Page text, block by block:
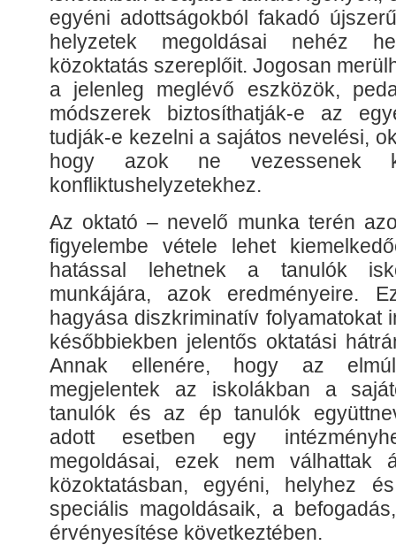
egyéni adottságokból fakadó
helyzetek megoldásai nehéz
közoktatás szereplőit. Jogosan
a jelenleg meglévő eszközök,
módszerek biztosíthatják-e az
tudják-e kezelni a sajátos nevelési,
hogy azok ne vezessenek
konfliktushelyzetekhez.
Az oktató – nevelő munka terén
figyelembe vétele lehet
hatással lehetnek a tanulók
munkájára, azok eredményeire.
hagyása diszkriminatív folyamatokat
későbbiekben jelentős oktatási
Annak ellenére, hogy az
megjelentek az iskolákban a
tanulók és az ép tanulók
adott esetben egy
megoldásai, ezek nem válhattak
közoktatásban, egyéni, helyhez
speciális magoldásaik, a
érvényesítése következtében.